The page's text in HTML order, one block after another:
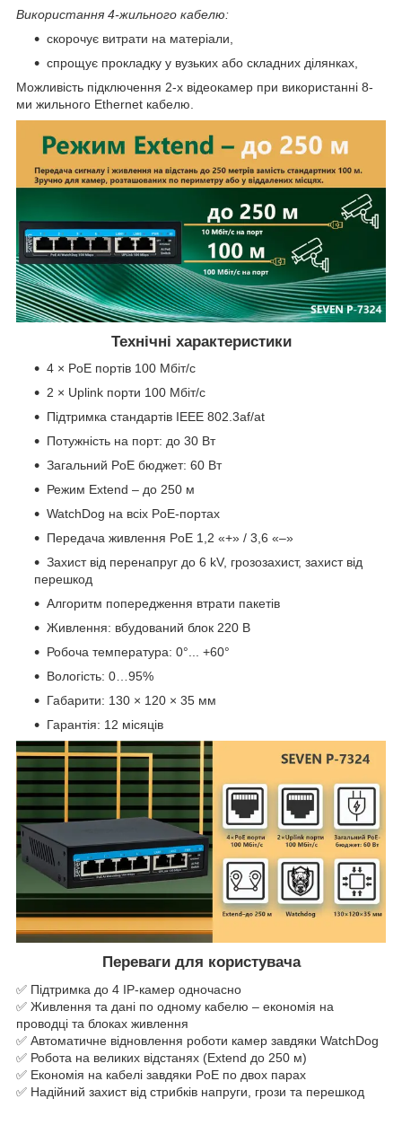
Використання 4-жильного кабелю:
скорочує витрати на матеріали,
спрощує прокладку у вузьких або складних ділянках,
Можливість підключення 2-х відеокамер при використанні 8-
ми жильного Ethernet кабелю.
Технічні характеристики
4 × PoE портів 100 Мбіт/с
2 × Uplink порти 100 Мбіт/с
Підтримка стандартів IEEE 802.3af/at
Потужність на порт: до 30 Вт
Загальний PoE бюджет: 60 Вт
Режим Extend – до 250 м
WatchDog на всіх PoE-портах
Передача живлення PoE 1,2 «+» / 3,6 «–»
Захист від перенапруг до 6 kV, грозозахист, захист від
перешкод
Алгоритм попередження втрати пакетів
Живлення: вбудований блок 220 В
Робоча температура: 0°... +60°
Вологість: 0…95%
Габарити: 130 × 120 × 35 мм
Гарантія: 12 місяців
Переваги для користувача
✅ Підтримка до 4 IP-камер одночасно
✅ Живлення та дані по одному кабелю – економія на
проводці та блоках живлення
✅ Автоматичне відновлення роботи камер завдяки WatchDog
✅ Робота на великих відстанях (Extend до 250 м)
✅ Економія на кабелі завдяки PoE по двох парах
✅ Надійний захист від стрибків напруги, грози та перешкод